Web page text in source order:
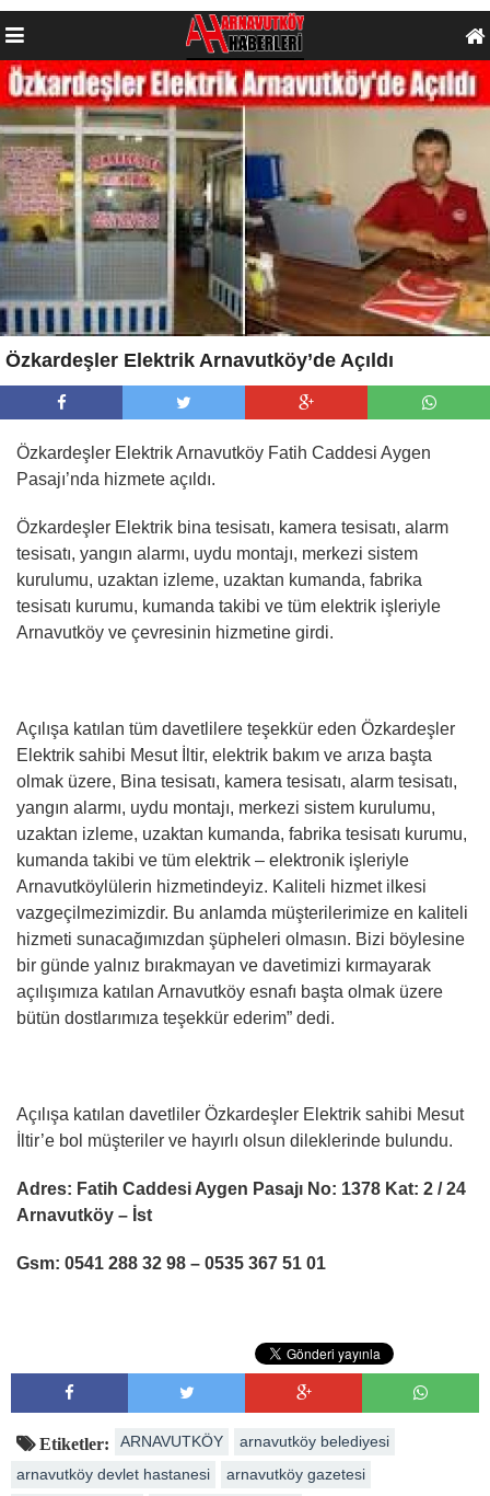
Özkardeşler Elektrik Arnavutköy’de Açıldı
Özkardeşler Elektrik Arnavutköy Fatih Caddesi Aygen
Pasajı’nda hizmete açıldı.
Özkardeşler Elektrik bina tesisatı, kamera tesisatı, alarm
tesisatı, yangın alarmı, uydu montajı, merkezi sistem
kurulumu, uzaktan izleme, uzaktan kumanda, fabrika
tesisatı kurumu, kumanda takibi ve tüm elektrik işleriyle
Arnavutköy ve çevresinin hizmetine girdi.
Açılışa katılan tüm davetlilere teşekkür eden Özkardeşler
Elektrik sahibi Mesut İltir, elektrik bakım ve arıza başta
olmak üzere, Bina tesisatı, kamera tesisatı, alarm tesisatı,
yangın alarmı, uydu montajı, merkezi sistem kurulumu,
uzaktan izleme, uzaktan kumanda, fabrika tesisatı kurumu,
kumanda takibi ve tüm elektrik – elektronik işleriyle
Arnavutköylülerin hizmetindeyiz. Kaliteli hizmet ilkesi
vazgeçilmezimizdir. Bu anlamda müşterilerimize en kaliteli
hizmeti sunacağımızdan şüpheleri olmasın. Bizi böylesine
bir günde yalnız bırakmayan ve davetimizi kırmayarak
açılışımıza katılan Arnavutköy esnafı başta olmak üzere
bütün dostlarımıza teşekkür ederim” dedi.
Açılışa katılan davetliler Özkardeşler Elektrik sahibi Mesut
İltir’e bol müşteriler ve hayırlı olsun dileklerinde bulundu.
Adres: Fatih Caddesi Aygen Pasajı No: 1378 Kat: 2 / 24
Arnavutköy – İst
Gsm: 0541 288 32 98 – 0535 367 51 01
Etiketler: ARNAVUTKÖY
arnavutköy belediyesi
arnavutköy devlet hastanesi
arnavutköy gazetesi